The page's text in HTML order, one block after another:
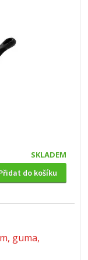
SKLADEM
do košíku
guma,